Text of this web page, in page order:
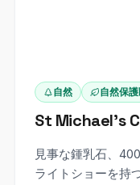
自然 自然保
St Michael's
見事な鍾乳石、
ライトショーを持